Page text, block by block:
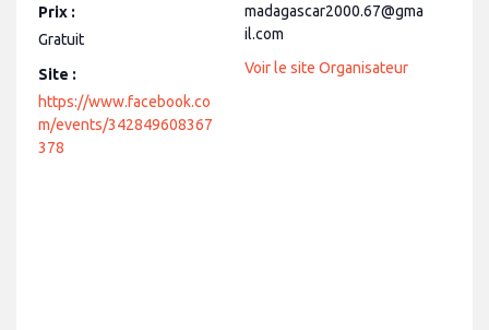
Prix :
Gratuit
Site :
https://www.facebook.co
m/events/342849608367
378
madagascar2000.67@gma
il.com
Voir le site Organisateur